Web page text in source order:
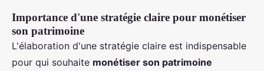
Importance d'une stratégie claire pour monétiser
son patrimoine
L'élaboration d'une stratégie claire est indispensable
pour qui souhaite monétiser son patrimoine